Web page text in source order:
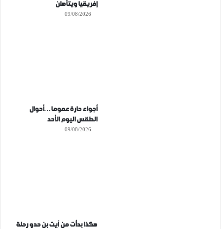
إفريقيا ويتأهلن
09/08/2026
أجواء حارة عموما…أحوال
الطقس اليوم الأحد
09/08/2026
هكذا بدأت من آيت بن حدو رحلة